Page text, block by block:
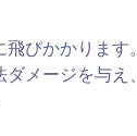
飛びかかります
ダメージを与え